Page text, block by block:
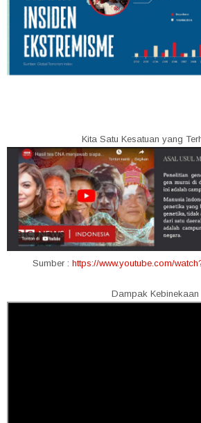
Kita Satu Kesatuan yang
Sumber : https://www.youtube.com/
Dampak Kebinekaan